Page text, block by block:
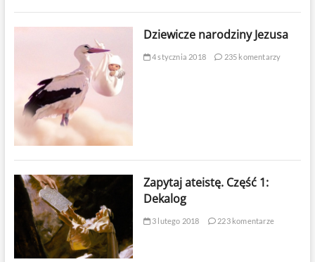
Dziewicze narodziny Jezusa
4 stycznia 2018 235 komentarzy
Zapytaj ateistę. Część 1:
Dekalog
3 lutego 2018 223 komentarze